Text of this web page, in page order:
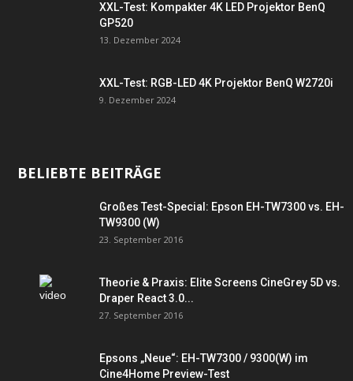
XXL-Test: Kompakter 4K LED Projektor BenQ
GP520
13. Dezember 2024
XXL-Test: RGB-LED 4K Projektor BenQ W2720i
9. Dezember 2024
BELIEBTE BEITRÄGE
Großes Test-Special: Epson EH-TW7300 vs. EH-
TW9300 (W)
23. September 2016
Theorie & Praxis: Elite Screens CineGrey 5D vs.
Draper React 3.0...
27. September 2016
Epsons „Neue“: EH-TW7300 / 9300(W) im
Cine4Home Preview-Test